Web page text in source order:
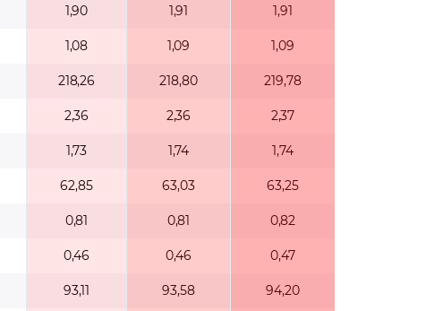
1,90 1,91 1,91
1,08 1,09 1,09
218,26 218,80 219,78
2,36 2,36 2,37
1,73 1,74 1,74
62,85 63,03 63,25
0,81 0,81 0,82
0,46 0,46 0,47
93,11 93,58 94,20